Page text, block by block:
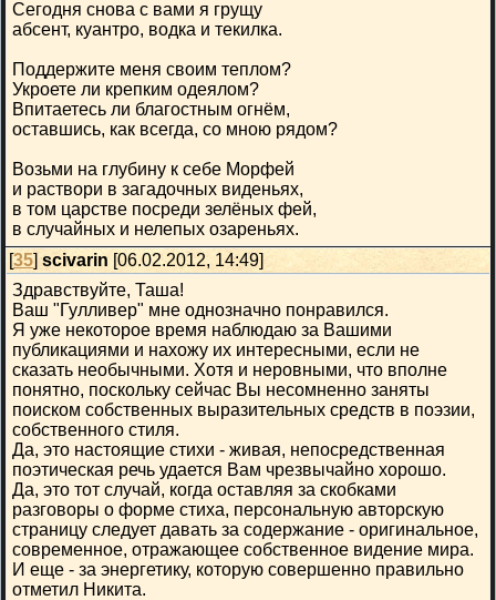
Сегодня снова с вами я грущу
абсент, куантро, водка и текилка.
Поддержите меня своим теплом?
Укроете ли крепким одеялом?
Впитаетесь ли благостным огнём,
оставшись, как всегда, со мною рядом?
Возьми на глубину к себе Морфей
и раствори в загадочных виденьях,
в том царстве посреди зелёных фей,
в случайных и нелепых озареньях.
[35]scivarin [06.02.2012, 14:49]
Здравствуйте, Таша!
Ваш "Гулливер" мне однозначно понравился.
Я уже некоторое время наблюдаю за Вашими
публикациями и нахожу их интересными, если не
сказать необычными. Хотя и неровными, что вполне
понятно, поскольку сейчас Вы несомненно заняты
поиском собственных выразительных средств в поэзии,
собственного стиля.
Да, это настоящие стихи - живая, непосредственная
поэтическая речь удается Вам чрезвычайно хорошо.
Да, это тот случай, когда оставляя за скобками
разговоры о форме стиха, персональную авторскую
страницу следует давать за содержание - оригинальное,
современное, отражающее собственное видение мира.
И еще - за энергетику, которую совершенно правильно
отметил Никита.